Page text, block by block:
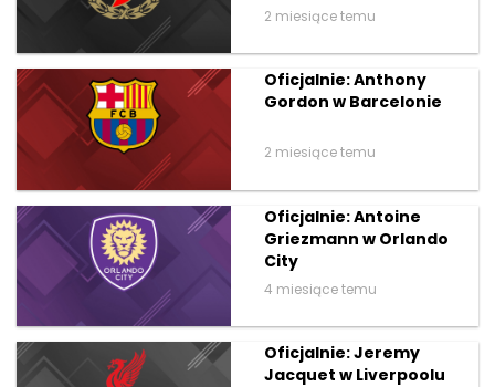
2 miesiące temu
Oficjalnie: Anthony
Gordon w Barcelonie
2 miesiące temu
Oficjalnie: Antoine
Griezmann w Orlando
City
4 miesiące temu
Oficjalnie: Jeremy
Jacquet w Liverpoolu